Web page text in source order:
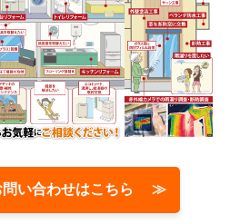
問い合わせはこちら ≫